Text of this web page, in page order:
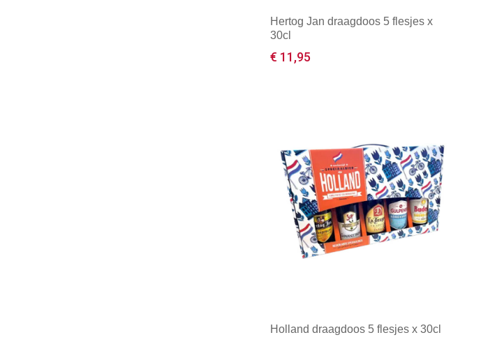
Hertog Jan draagdoos 5 flesjes x
30cl
€ 11,95
Holland draagdoos 5 flesjes x 30cl